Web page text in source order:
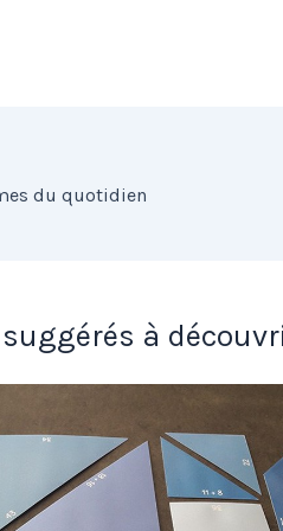
du quotidien
à